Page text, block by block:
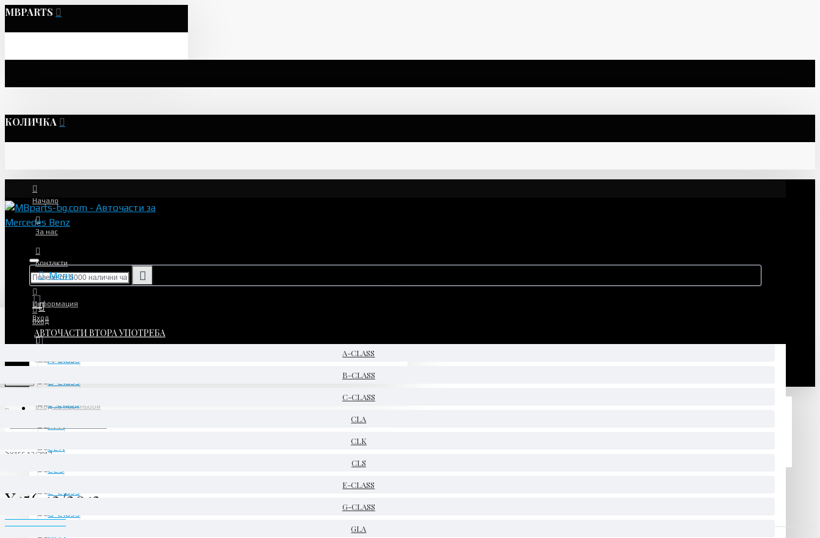
MBPARTS
КОЛИЧКА
Начало
За нас
Контакти
Информация
Вход за партньори
Вход
Menu
АВТОЧАСТИ ВТОРА УПОТРЕБА
A-CLASS
B-CLASS
C-CLASS
CLA
CLK
CLS
E-CLASS
G-CLASS
GLA
Вход
X156 12/2013 -
X156 12/2013 -